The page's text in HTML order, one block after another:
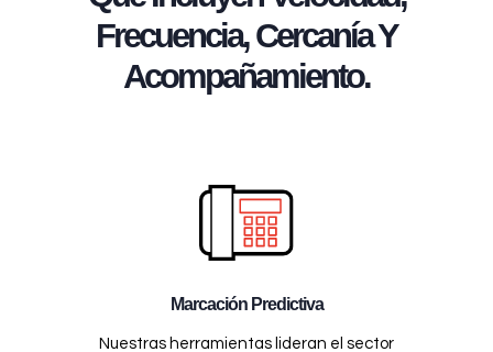
Frecuencia, Cercanía Y
Acompañamiento.
Marcación Predictiva
Nuestras herramientas lideran el sector